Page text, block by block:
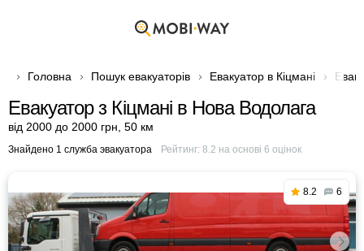
Головна Пошук евакуаторів Евакуатор в Кіцмані
Евакуатор з Кіцмані в Нова Водолага
від 2000 до 2000 грн 50 км
Знайдено 1 служба эвакуатора Рейтинг: 8.2 на основі 6 оцінок
8.2 6